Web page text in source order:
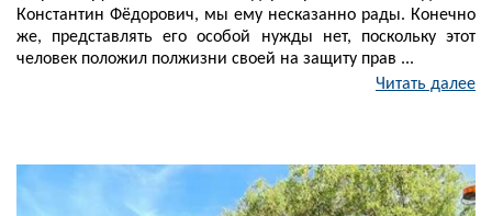
Константин Фёдорович, мы ему несказанно рады. Конечно
же, представлять его особой нужды нет, поскольку этот
человек положил полжизни своей на защиту прав ...
Читать далее